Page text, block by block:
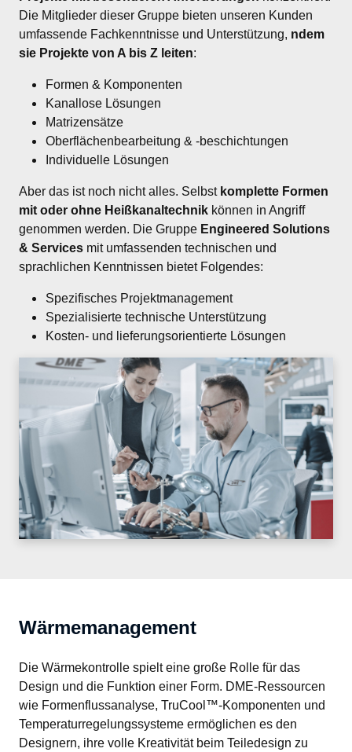
Die Mitglieder dieser Gruppe bieten unseren Kunden
umfassende Fachkenntnisse und Unterstützung, ndem
sie Projekte von A bis Z leiten:
Formen & Komponenten
Kanallose Lösungen
Matrizensätze
Oberflächenbearbeitung & -beschichtungen
Individuelle Lösungen
Aber das ist noch nicht alles. Selbst komplette Formen
mit oder ohne Heißkanaltechnik können in Angriff
genommen werden. Die Gruppe Engineered Solutions
& Services mit umfassenden technischen und
sprachlichen Kenntnissen bietet Folgendes:
Spezifisches Projektmanagement
Spezialisierte technische Unterstützung
Kosten- und lieferungsorientierte Lösungen
Wärmemanagement
Die Wärmekontrolle spielt eine große Rolle für das
Design und die Funktion einer Form. DME-Ressourcen
wie Formenflussanalyse, TruCool™-Komponenten und
Temperaturregelungssysteme ermöglichen es den
Designern, ihre volle Kreativität beim Teiledesign zu